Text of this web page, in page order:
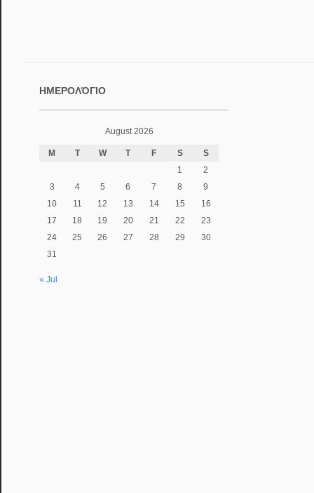
ΗΜΕΡΟΛΌΓΙΟ
August 2026
M T W T F S
S
1
2
3
4 5 6 7 8
9
10
11 12 13 14 15
16
17
18 19 20 21 22
23
24
25 26 27 28 29
30
31
« Jul